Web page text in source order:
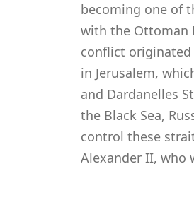
becoming one of
with the Ottoman
conflict originated
in Jerusalem,
and Dardanelles
the Black Sea,
control these
Alexander II, who